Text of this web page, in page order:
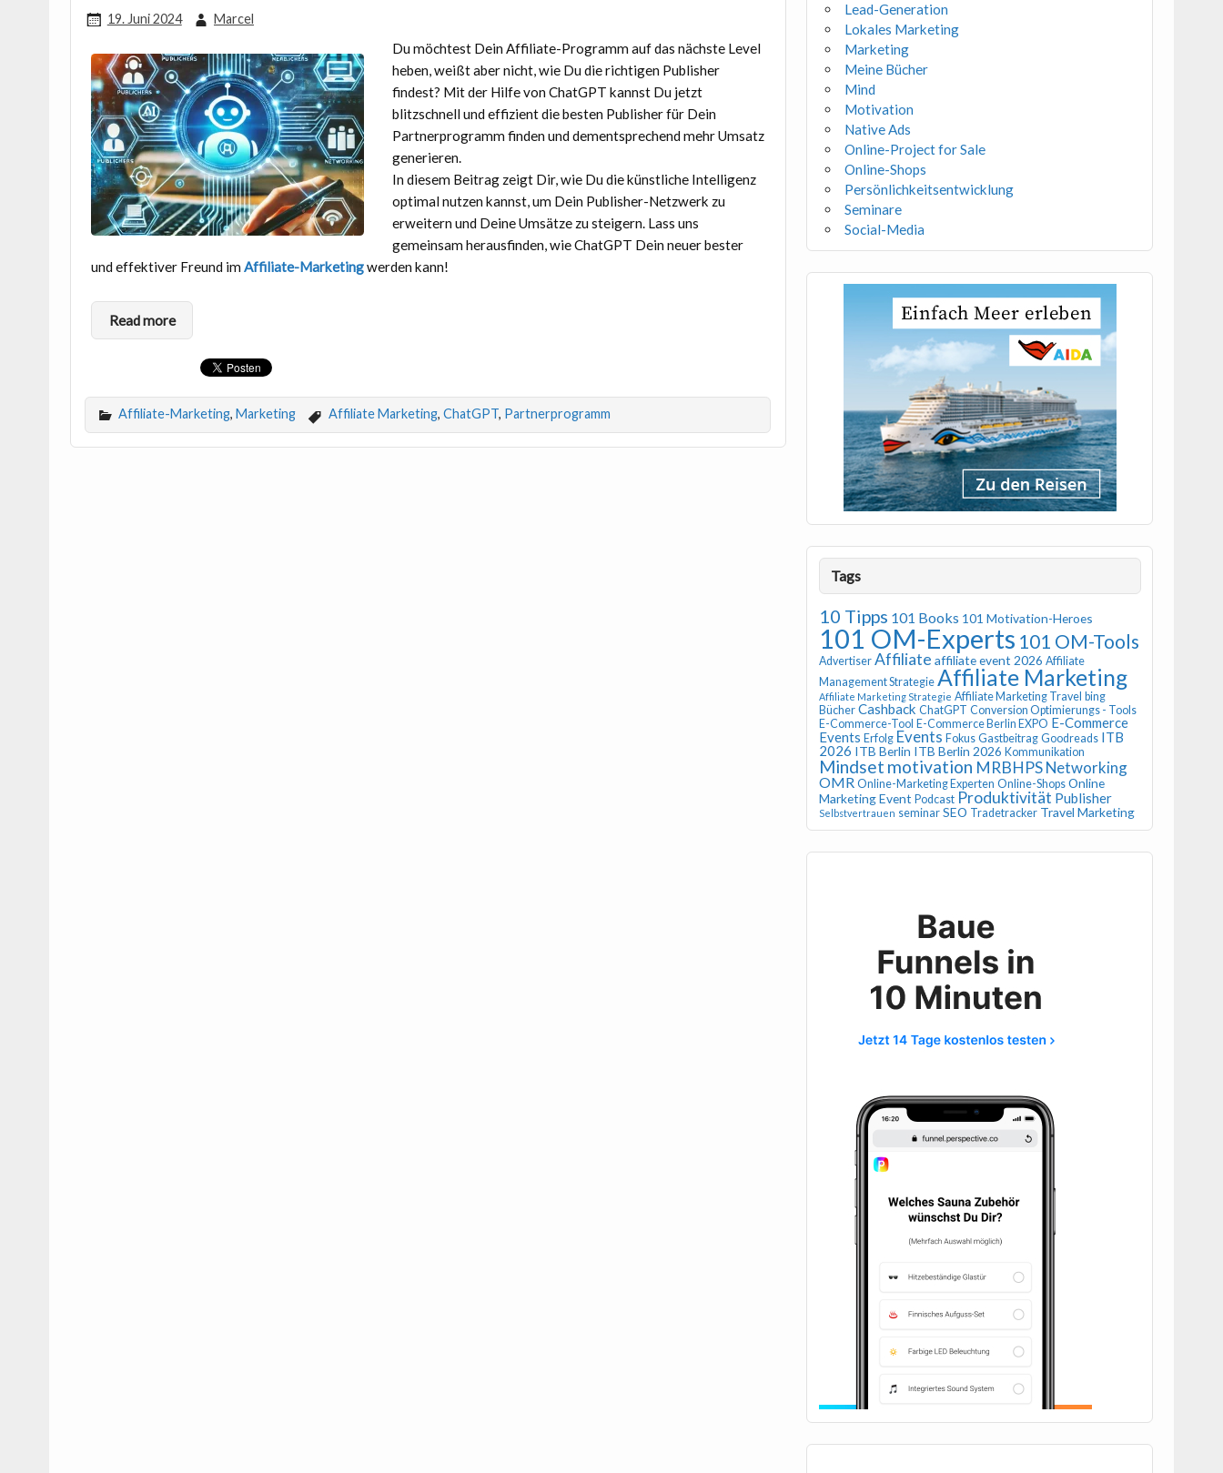
19. Juni 2024 Marcel
Du möchtest Dein Affiliate-Programm auf das nächste Level
heben, weißt aber nicht, wie Du die richtigen Publisher
findest? Mit der Hilfe von ChatGPT kannst Du jetzt
blitzschnell und effizient die besten Publisher für Dein
Partnerprogramm finden und dementsprechend mehr Umsatz
generieren.
In diesem Beitrag zeigt Dir, wie Du die künstliche Intelligenz
optimal nutzen kannst, um Dein Publisher-Netzwerk zu
erweitern und Deine Umsätze zu steigern. Lass uns
gemeinsam herausfinden, wie ChatGPT Dein neuer bester
und effektiver Freund imAffiliate-Marketingwerden kann!
Read more
Affiliate-Marketing, Marketing Affiliate Marketing, ChatGPT, Partnerprogramm
Lead-Generation
Lokales Marketing
Marketing
Meine Bücher
Mind
Motivation
Native Ads
Online-Project for Sale
Online-Shops
Persönlichkeitsentwicklung
Seminare
Social-Media
Tags
10 Tipps 101 Books 101 Motivation-Heroes
101 OM-Experts 101 OM-Tools
Advertiser Affiliate affiliate event 2026 Affiliate
Management Strategie Affiliate Marketing
Affiliate Marketing Strategie Affiliate Marketing Travel bing
Bücher Cashback ChatGPT Conversion Optimierungs - Tools
E-Commerce-Tool E-Commerce Berlin EXPO E-Commerce
Events Erfolg Events Fokus Gastbeitrag Goodreads ITB
2026 ITB Berlin ITB Berlin 2026 Kommunikation
Mindset motivation MRBHPS Networking
OMR Online-Marketing Experten Online-Shops Online
Marketing Event Podcast Produktivität Publisher
Selbstvertrauen seminar SEO Tradetracker Travel Marketing